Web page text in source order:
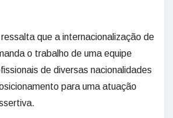
que a internacionalização de
o trabalho de uma equipe
de diversas nacionalidades
para uma atuação